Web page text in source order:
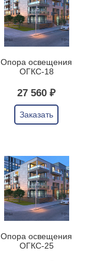
Опора освещения
ОГКС-18
27 560 ₽
Заказать
Опора освещения
ОГКС-25